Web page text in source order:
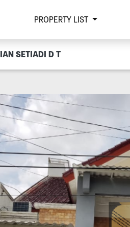
PROPERTY LIST
SETIADI D T